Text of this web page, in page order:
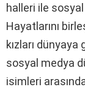
halleri ile sosyal
Hayatlarını
kızları dünyaya
sosyal medya
isimleri